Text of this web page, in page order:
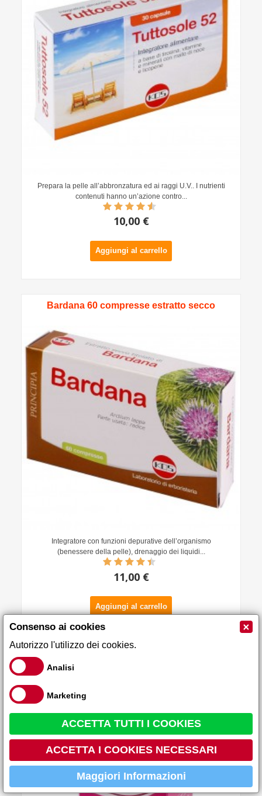
Prepara la pelle all’abbronzatura ed ai raggi U.V.. I nutrienti
contenuti hanno un’azione contro...
10,00 €
Aggiungi al carrello
Bardana 60 compresse estratto secco
Integratore con funzioni depurative dell’organismo
(benessere della pelle), drenaggio dei liquidi...
11,00 €
Aggiungi al carrello
collagene marino nutraceutici 60 compresse
Consenso ai cookies ×
Autorizzo l'utilizzo dei cookies.
Analisi
Marketing
ACCETTA TUTTI I COOKIES
ACCETTA I COOKIES NECESSARI
Maggiori Informazioni